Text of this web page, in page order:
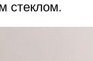
стеклом.